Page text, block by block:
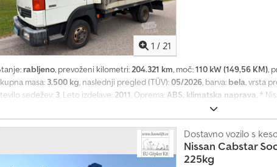
1 / 21
rabljeno, prevoženi kilometri:204.321 km, moč:110 kW (149,56 KM),
masa: 3.500 kg, naslednji pregled (TÜV):05/2026, barva: bela, vrsta
sedežev: 3, Leto izdelave: 2011, Oprema: ABS, klimatska naprava, *
nadgradnjo * Euro 5 * Notranja dolžina tovornega prostora: 4,35 m *
Ttaeljk * Notranja višina tovornega prostora: 2,30 m * Lastna teža:
kg - Medosna razdalja: 3200 mm * Prostornina motorja: 2953 ccm - Moč:
jamstva * Pridržujemo si pravico do sprememb in napak * Interna številka: 123
Dostavno vozilo s
Nissan Cabstar
225kg